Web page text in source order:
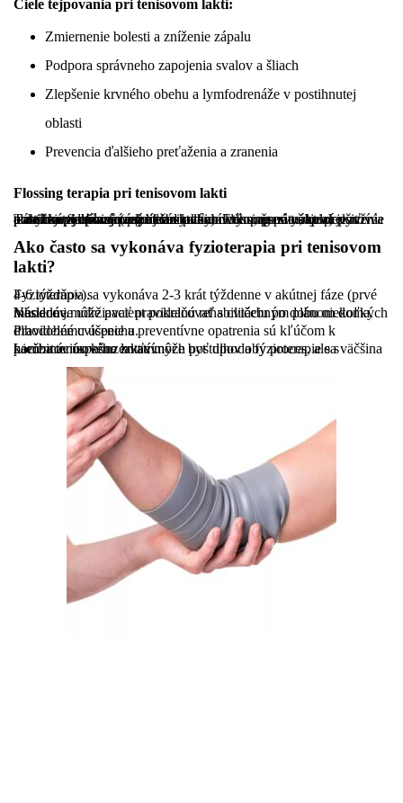
Ciele tejpovania pri tenisovom lakti:
Zmiernenie bolesti a zníženie zápalu
Podpora správneho zapojenia svalov a šliach
Zlepšenie krvného obehu a lymfodrenáže v postihnutej
oblasti
Prevencia ďalšieho preťaženia a zranenia
Flossing terapia pri tenisovom lakti
Táto terapia (nazývaná aj vaskulárna kompresná terapia) je nová technika využívaná pri liečbe pohybového aparátu, ktorá využíva elastickú flossovú pásku na vytvorenie kompresie okolo postihnutej oblasti (napríklad lakťa). Flossing pomáha zlepšiť pohyb a podporuje regeneráciu tkanív tým, že zvyšuje prekrvenie a znižuje adhézie medzi tkanivami.
Ako často sa vykonáva fyzioterapia pri tenisovom
lakti?
Fyzioterapia sa vykonáva 2-3 krát týždenne v akútnej fáze (prvé 4-6 týždňov).
Následne môže pacient pokračovať s cvičebným plánom doma. Vhodné je udržiavať pravidelnú rehabilitáciu po dobu niekoľkých mesiacov.
Pravidelné cvičenie a preventívne opatrenia sú kľúčom k dlhodobému úspechu.
Liečba tenisového lakťa môže byť dlhodobý proces, ale s kombináciou konzervatívnych postupov a fyzioterapie sa väčšina pacientov úspešne zotaví.